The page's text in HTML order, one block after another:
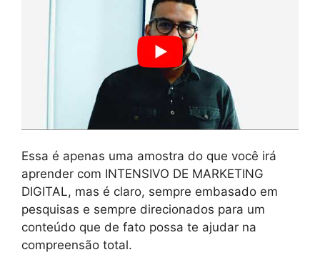
Essa é apenas uma amostra do que você irá
aprender com INTENSIVO DE MARKETING
DIGITAL, mas é claro, sempre embasado em
pesquisas e sempre direcionados para um
conteúdo que de fato possa te ajudar na
compreensão total.